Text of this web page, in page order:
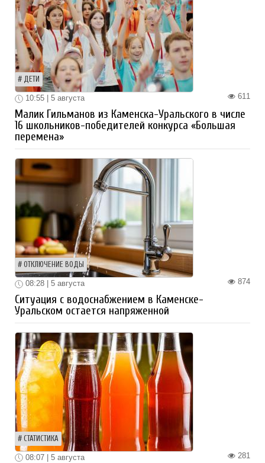
ДЕТИ
611
10:55 | 5 августа
Малик Гильманов из Каменска-Уральского в числе
16 школьников-победителей конкурса «Большая
перемена»
ОТКЛЮЧЕНИЕ ВОДЫ
874
08:28 | 5 августа
Ситуация с водоснабжением в Каменске-
Уральском остается напряженной
СТАТИСТИКА
281
08:07 | 5 августа